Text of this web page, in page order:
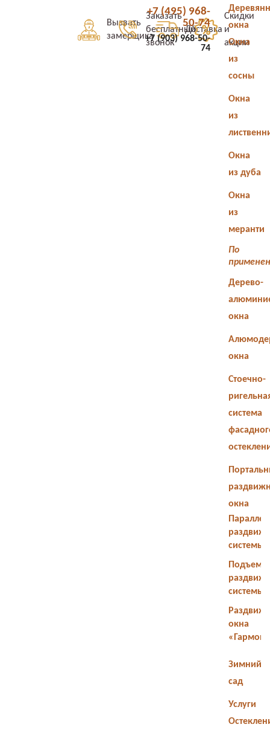
Вызвать
замерщика
Заказать
бесплатный
звонок
Доставка
Скидки
и
акции
+7 (495) 968-
50-74
+7 (903) 968-50-
74
окна
Окна
из
сосны
Окна
из
Окна
из дуба
Окна
из
меранти
По
Дерево-
окна
окна
Стоечно-
система
окна
системы
системы
окна
Зимний
сад
Услуги